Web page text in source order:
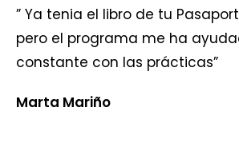
” Ya tenia el libro de tu
pero el programa me ha
constante con las prácticas”
Marta Mariño